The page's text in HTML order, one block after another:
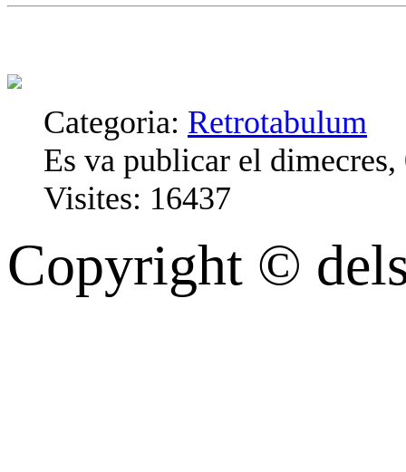
Categoria: Retrotabulum
Es va publicar el
Visites: 16437
Copyright ©